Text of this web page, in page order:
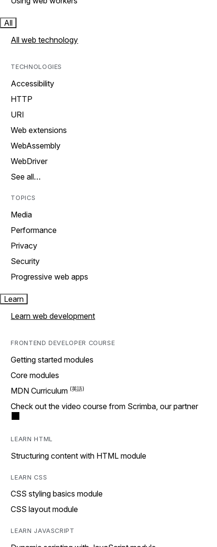
All
All web technology
TECHNOLOGIES
Accessibility
HTTP
URI
Web extensions
WebAssembly
WebDriver
See all…
TOPICS
Media
Performance
Privacy
Security
Progressive web apps
Learn
Learn web development
FRONTEND DEVELOPER COURSE
Getting started modules
Core modules
MDN Curriculum
Check out the video course from Scrimba, our partner
LEARN HTML
Structuring content with HTML module
LEARN CSS
CSS styling basics module
CSS layout module
LEARN JAVASCRIPT